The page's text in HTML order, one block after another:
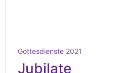
Gottesdienste 2021
Jubilate